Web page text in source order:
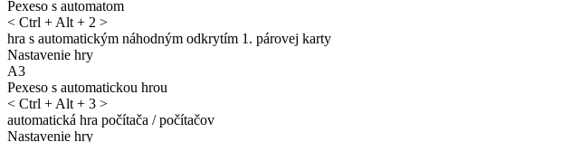
Pexeso s automatom
< Ctrl + Alt + 2 >
hra s automatickým náhodným odkrytím 1. párovej karty
Nastavenie hry
A3
Pexeso s automatickou hrou
< Ctrl + Alt + 3 >
automatická hra počítača / počítačov
Nastavenie hry